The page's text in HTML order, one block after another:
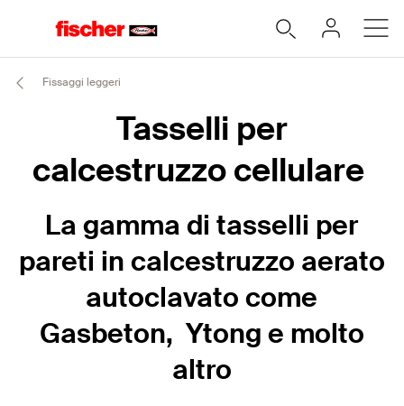
Fissaggi leggeri
Tasselli per
calcestruzzo cellulare
La gamma di tasselli per
pareti in calcestruzzo aerato
autoclavato come
Gasbeton, Ytong e molto
altro